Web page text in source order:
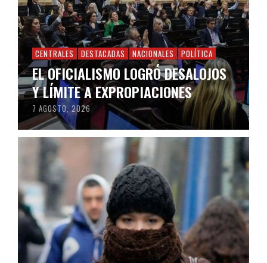
CENTRALES DESTACADAS NACIONALES POLÍTICA
EL OFICIALISMO LOGRÓ DESALOJOS
Y LÍMITE A EXPROPIACIONES
7 AGOSTO, 2026